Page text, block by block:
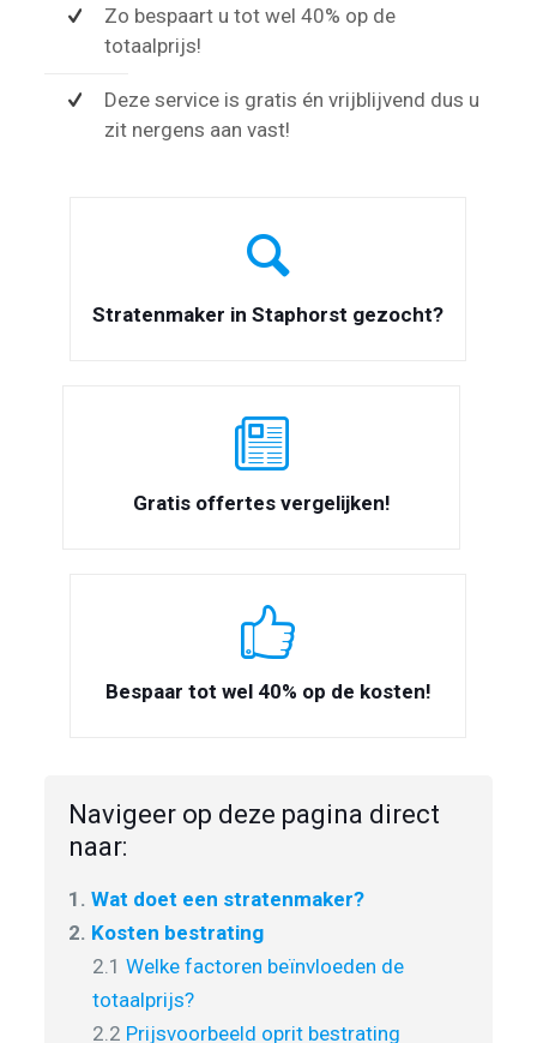
Zo bespaart u tot wel 40% op de
totaalprijs!
Deze service is gratis én vrijblijvend dus u
zit nergens aan vast!
Stratenmaker in Staphorst gezocht?
Gratis offertes vergelijken!
Bespaar tot wel 40% op de kosten!
Navigeer op deze pagina direct
naar:
1. Wat doet een stratenmaker?
2. Kosten bestrating
2.1 Welke factoren beïnvloeden de
totaalprijs?
2.2 Prijsvoorbeeld oprit bestrating